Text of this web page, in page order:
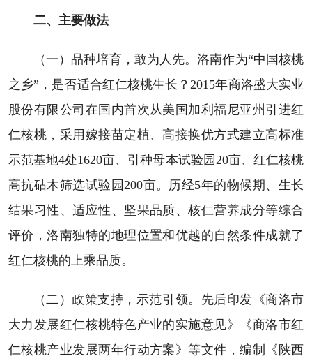
二、主要做法
（一）品种培育，敢为人先。洛南作为“中国核桃
之乡”，是否适合红仁核桃生长？2015年商洛盛大实业
股份有限公司在国内首次从美国加利福尼亚州引进红
仁核桃，采用嫁接苗定植、高接换优方式建立高标准
示范基地4处1620亩、引种母本试验园20亩、红仁核桃
高抗砧木筛选试验园200亩。历经5年的物候期、生长
结果习性、适应性、坚果品质、核仁营养成分等综合
评价，洛南独特的地理位置和优越的自然条件成就了
红仁核桃的上乘品质。
（二）政策支持，示范引领。先后印发《商洛市
大力发展红仁核桃特色产业的实施意见》《商洛市红
仁核桃产业发展两年行动方案》等文件，编制《陕西